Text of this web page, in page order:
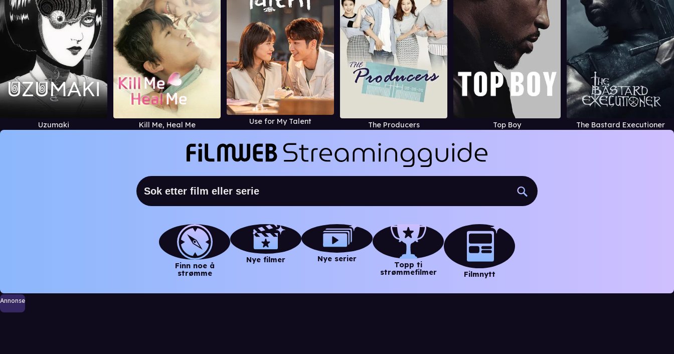
Uzumaki Kill Me, Heal Me Use for My Talent The Producers Top Boy The Bastard Executioner
Finn noe å
strømme
Nye filmer Nye serier
Topp ti
strømmefilmer
Filmnytt
Annonse